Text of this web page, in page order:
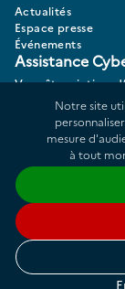
Actualités
Espace presse
Événements
Assistance
Vous êtes victime
Notre site
mesure
à tout